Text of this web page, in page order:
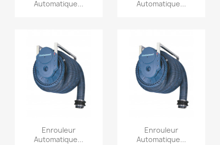
Automatique...
Automatique...
Aperçu rapide
Enrouleur
Automatique...
Aperçu rapide
Enrouleur
Automatique...